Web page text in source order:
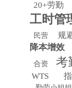
20+劳勤
工时管
民营 规
降本增效
合资 考
WTS